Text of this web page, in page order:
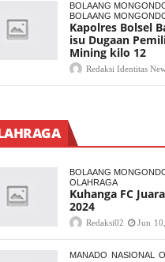
BOLAANG
BOLAANG
Kapolres Bolsel
isu Dugaan
Mining kilo 12
Redaksi Identitas
BOLAANG
OLAHRAGA
Kuhanga FC
2024
Redaksi02 Jun
MANADO NASIONAL